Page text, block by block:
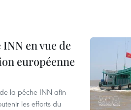
en vue de
européenne
la pêche INN afin
les efforts du